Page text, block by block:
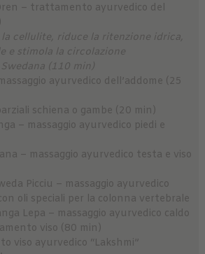
– trattamento ayurvedico del
cellulite, riduce la ritenzione idrica,
e stimola la circolazione
(110 min)
ayurvedico dell’addome (25
schiena o gambe (20 min)
– massaggio ayurvedico piedi e
– massaggio ayurvedico testa e viso
Picciu – massaggio ayurvedico
oli speciali per la colonna vertebrale
Lepa – massaggio ayurvedico caldo
viso (80 min)
viso ayurvedico “Lakshmi”